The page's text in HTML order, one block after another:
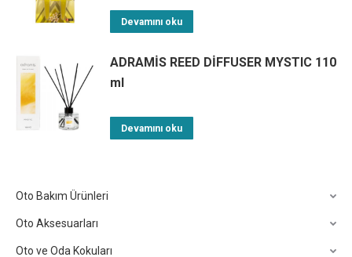
Devamını oku
ADRAMİS REED DİFFUSER MYSTIC 110
ml
Devamını oku
Oto Bakım Ürünleri
Oto Aksesuarları
Oto ve Oda Kokuları